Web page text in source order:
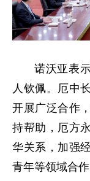
诺沃亚表
人钦佩。厄中
开展广泛合作
持帮助，厄方
华关系，加强
青年等领域合